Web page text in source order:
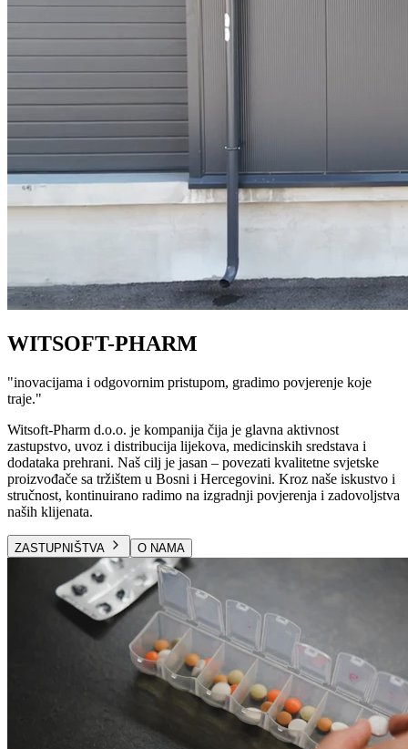
WITSOFT-PHARM
"inovacijama i odgovornim pristupom, gradimo povjerenje koje
traje."
Witsoft-Pharm d.o.o. je kompanija čija je glavna aktivnost
zastupstvo, uvoz i distribucija lijekova, medicinskih sredstava i
dodataka prehrani. Naš cilj je jasan – povezati kvalitetne svjetske
proizvođače sa tržištem u Bosni i Hercegovini. Kroz naše iskustvo i
stručnost, kontinuirano radimo na izgradnji povjerenja i zadovoljstva
naših klijenata.
ZASTUPNIŠTVA O NAMA